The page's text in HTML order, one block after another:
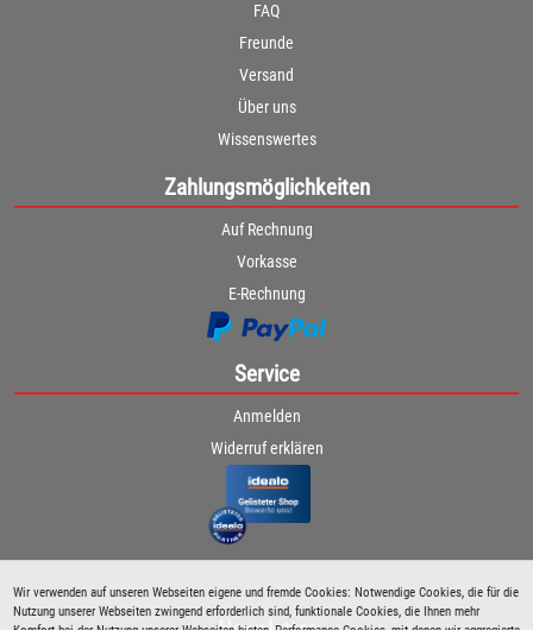
Wir verwenden auf unseren Webseiten eigene und fremde Cookies: Notwendige Cookies, die für die
Nutzung unserer Webseiten zwingend erforderlich sind, funktionale Cookies, die Ihnen mehr
FAQ
Freunde
Versand
Über uns
Wissenswertes
Zahlungsmöglichkeiten
Auf Rechnung
Vorkasse
E-Rechnung
Service
Anmelden
Widerruf erklären